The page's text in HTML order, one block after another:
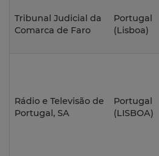
Tribunal Judicial da
Comarca de Faro
Portugal
(Lisboa)
Rádio e Televisão de
Portugal, SA
Portugal
(LISBOA)